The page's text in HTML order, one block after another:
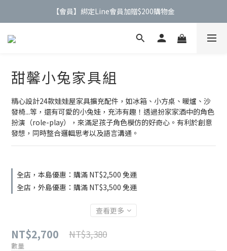
【公告】4/21(二)起 價格調整事宜
甜馨小兔家具組
精心設計24款娃娃屋家具擴充配件，如冰箱、小方桌、暖爐、沙
發椅...等，還有可愛的小兔娃，充沛有趣！透過扮家家酒中的角色
扮演（role-play），來滿足孩子角色模仿的好奇心。有利於創意
發想，同時整合邏輯思考以及語言溝通。
全店，本島優惠：購滿 NT$2,500 免運
全店，外島優惠：購滿 NT$3,500 免運
查看更多
NT$2,700 NT$3,380
數量